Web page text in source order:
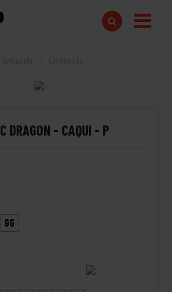
Camisetas
DRAGON - CAQUI - P
GG